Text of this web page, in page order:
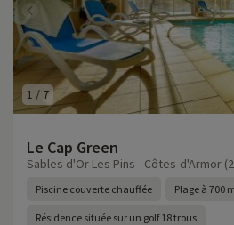
1 / 7
Le Cap Green
Sables d'Or Les Pins - Côtes-d'Armor
Piscine couverte chauffée Plage à 700
Résidence située sur un golf 18 trous